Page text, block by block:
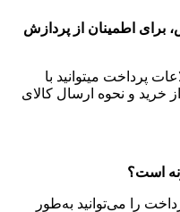
برای اطمینان از پردازش
پرداخت میتوانید با
خرید و نحوه ارسال کالای
را می‌توانید به‌طور